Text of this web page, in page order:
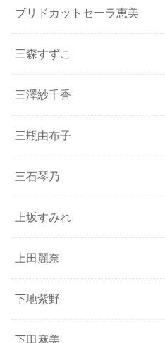
ブリドカットセーラ恵美
三森すずこ
三澤紗千香
三瓶由布子
三石琴乃
上坂すみれ
上田麗奈
下地紫野
下田麻美